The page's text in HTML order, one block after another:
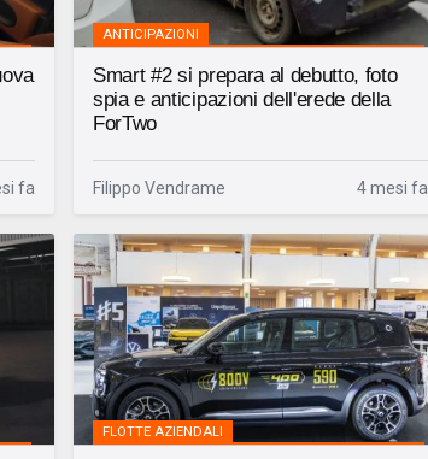
fa
ANTICIPAZIONI
Smart #2 si prepara al debutto, foto
spia e anticipazioni dell'erede della
ForTwo
Filippo Vendrame 4 mesi fa
FLOTTE AZIENDALI